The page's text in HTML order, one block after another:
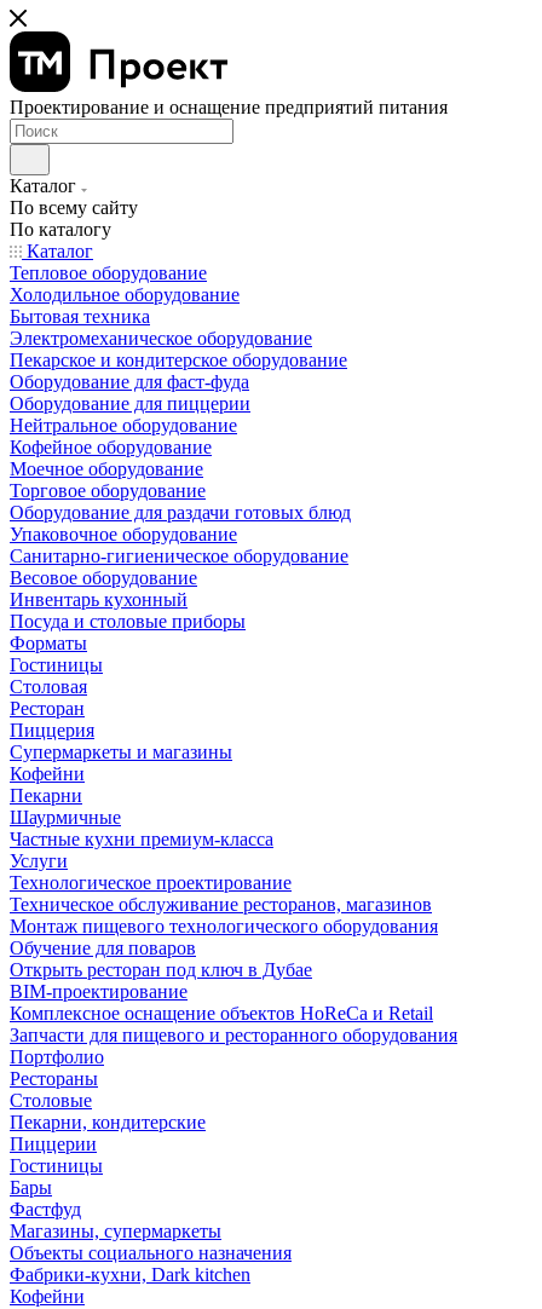
Проектирование и оснащение предприятий питания
Каталог
По всему сайту
По каталогу
Каталог
Тепловое оборудование
Холодильное оборудование
Бытовая техника
Электромеханическое оборудование
Пекарское и кондитерское оборудование
Оборудование для фаст-фуда
Оборудование для пиццерии
Нейтральное оборудование
Кофейное оборудование
Моечное оборудование
Торговое оборудование
Оборудование для раздачи готовых блюд
Упаковочное оборудование
Санитарно-гигиеническое оборудование
Весовое оборудование
Инвентарь кухонный
Посуда и столовые приборы
Форматы
Гостиницы
Столовая
Ресторан
Пиццерия
Супермаркеты и магазины
Кофейни
Пекарни
Шаурмичные
Частные кухни премиум-класса
Услуги
Технологическое проектирование
Техническое обслуживание ресторанов, магазинов
Монтаж пищевого технологического оборудования
Обучение для поваров
Открыть ресторан под ключ в Дубае
BIM-проектирование
Комплексное оснащение объектов HoReCa и Retail
Запчасти для пищевого и ресторанного оборудования
Портфолио
Рестораны
Столовые
Пекарни, кондитерские
Пиццерии
Гостиницы
Бары
Фастфуд
Магазины, супермаркеты
Объекты социального назначения
Фабрики-кухни, Dark kitchen
Кофейни